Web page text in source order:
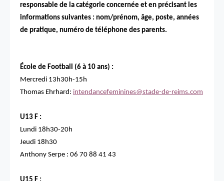
responsable de la catégorie concernée et en précisant les
informations suivantes : nom/prénom, âge, poste, années
de pratique, numéro de téléphone des parents.
École de Football (6 à 10 ans) :
Mercredi 13h30h-15h
Thomas Ehrhard: intendancefeminines@stade-de-reims.com
U13 F :
Lundi 18h30-20h
Jeudi 18h30
Anthony Serpe : 06 70 88 41 43